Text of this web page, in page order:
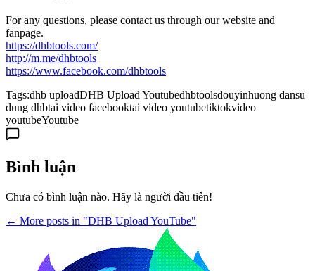
For any questions, please contact us through our website and
fanpage.
https://dhbtools.com/
http://m.me/dhbtools
https://www.facebook.com/dhbtools
Tags:dhb uploadDHB Upload Youtubedhbtoolsdouyinhuong dansu
dung dhbtai video facebooktai video youtubetiktokvideo
youtubeYoutube
Bình luận
Chưa có bình luận nào. Hãy là người đầu tiên!
← More posts in "DHB Upload YouTube"